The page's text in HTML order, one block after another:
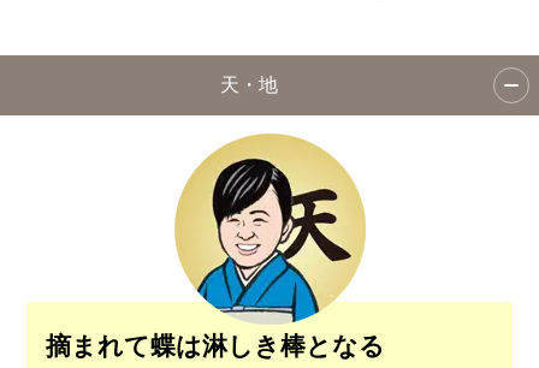
天・地
摘まれて蝶は淋しき棒となる